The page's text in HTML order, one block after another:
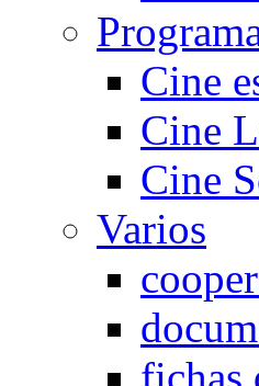
Cine
Cine
Cine
Varios
fichas